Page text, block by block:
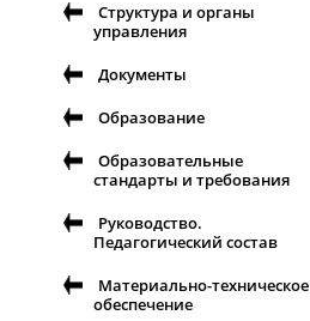
Структура и органы
управления
Документы
Образование
Образовательные
стандарты и требования
Руководство.
Педагогический состав
Материально-техническое
обеспечение